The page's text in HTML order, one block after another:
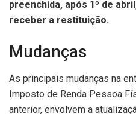
preenchida, após 1º de
receber a restituição.
Mudanças
As principais mudanças na
Imposto de Renda Pessoa
anterior, envolvem a